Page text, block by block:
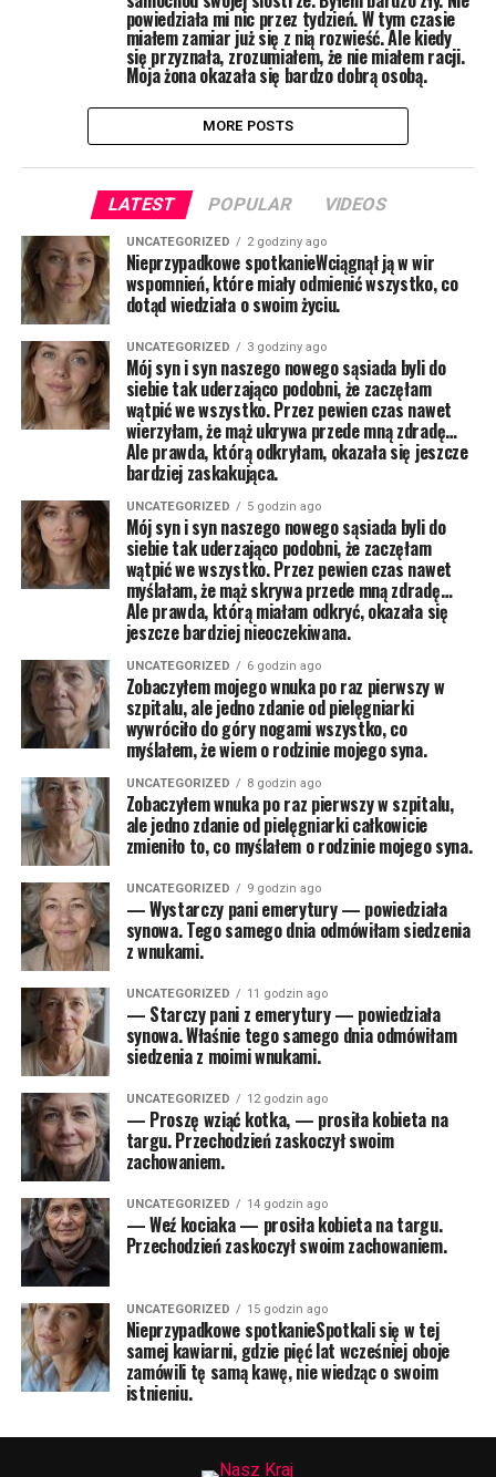
powiedziała mi nic przez tydzień. W tym czasie
miałem zamiar już się z nią rozwieść. Ale kiedy
się przyznała, zrozumiałem, że nie miałem racji.
Moja żona okazała się bardzo dobrą osobą.
MORE POSTS
LATEST POPULAR VIDEOS
UNCATEGORIZED 2 godziny ago
Nieprzypadkowe spotkanieWciągnął ją w wir
wspomnień, które miały odmienić wszystko, co
dotąd wiedziała o swoim życiu.
UNCATEGORIZED 3 godziny ago
Mój syn i syn naszego nowego sąsiada byli do
siebie tak uderzająco podobni, że zaczęłam
wątpić we wszystko. Przez pewien czas nawet
wierzyłam, że mąż ukrywa przede mną zdradę…
Ale prawda, którą odkryłam, okazała się jeszcze
bardziej zaskakująca.
UNCATEGORIZED 5 godzin ago
Mój syn i syn naszego nowego sąsiada byli do
siebie tak uderzająco podobni, że zaczęłam
wątpić we wszystko. Przez pewien czas nawet
myślałam, że mąż skrywa przede mną zdradę…
Ale prawda, którą miałam odkryć, okazała się
jeszcze bardziej nieoczekiwana.
UNCATEGORIZED 6 godzin ago
Zobaczyłem mojego wnuka po raz pierwszy w
szpitalu, ale jedno zdanie od pielęgniarki
wywróciło do góry nogami wszystko, co
myślałem, że wiem o rodzinie mojego syna.
UNCATEGORIZED 8 godzin ago
Zobaczyłem wnuka po raz pierwszy w szpitalu,
ale jedno zdanie od pielęgniarki całkowicie
zmieniło to, co myślałem o rodzinie mojego syna.
UNCATEGORIZED 9 godzin ago
— Wystarczy pani emerytury — powiedziała
synowa. Tego samego dnia odmówiłam siedzenia
z wnukami.
UNCATEGORIZED 11 godzin ago
— Starczy pani z emerytury — powiedziała
synowa. Właśnie tego samego dnia odmówiłam
siedzenia z moimi wnukami.
UNCATEGORIZED 12 godzin ago
— Proszę wziąć kotka, — prosiła kobieta na
targu. Przechodzień zaskoczył swoim
zachowaniem.
UNCATEGORIZED 14 godzin ago
— Weź kociaka — prosiła kobieta na targu.
Przechodzień zaskoczył swoim zachowaniem.
UNCATEGORIZED 15 godzin ago
Nieprzypadkowe spotkanieSpotkali się w tej
samej kawiarni, gdzie pięć lat wcześniej oboje
zamówili tę samą kawę, nie wiedząc o swoim
istnieniu.